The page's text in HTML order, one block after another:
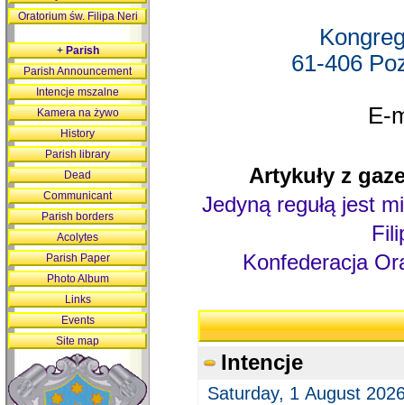
61-406
E-
Artykuły z
Jedyną regułą jest
Konfederacja
Intencje
Saturday, 1 August
Oratorium św. Filipa Neri
+Parish
Parish Announcement
Intencje mszalne
Kamera na żywo
History
Parish library
Dead
Communicant
Parish borders
Acolytes
Parish Paper
Photo Album
Links
Events
Site map